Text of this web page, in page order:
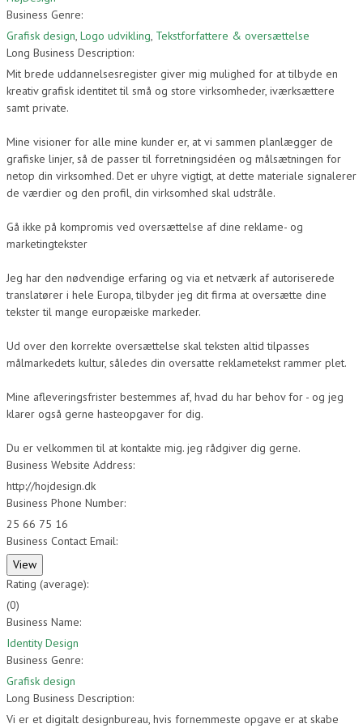
Business Genre:
Grafisk design, Logo udvikling, Tekstforfattere & oversættelse
Long Business Description:
Mit brede uddannelsesregister giver mig mulighed for at tilbyde en
kreativ grafisk identitet til små og store virksomheder, iværksættere
samt private.
Mine visioner for alle mine kunder er, at vi sammen planlægger de
grafiske linjer, så de passer til forretningsidéen og målsætningen for
netop din virksomhed. Det er uhyre vigtigt, at dette materiale signalerer
de værdier og den profil, din virksomhed skal udstråle.
Gå ikke på kompromis ved oversættelse af dine reklame- og
marketingtekster
Jeg har den nødvendige erfaring og via et netværk af autoriserede
translatører i hele Europa, tilbyder jeg dit firma at oversætte dine
tekster til mange europæiske markeder.
Ud over den korrekte oversættelse skal teksten altid tilpasses
målmarkedets kultur, således din oversatte reklametekst rammer plet.
Mine afleveringsfrister bestemmes af, hvad du har behov for - og jeg
klarer også gerne hasteopgaver for dig.
Du er velkommen til at kontakte mig. jeg rådgiver dig gerne.
Business Website Address:
http://hojdesign.dk
Business Phone Number:
25 66 75 16
Business Contact Email:
Rating (average):
(0)
Business Name:
Identity Design
Business Genre:
Grafisk design
Long Business Description:
Vi er et digitalt designbureau, hvis fornemmeste opgave er at skabe